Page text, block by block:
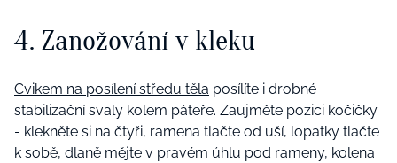
4. Zanožování v kleku
Cvikem na posílení středu těla posílíte i drobné
stabilizační svaly kolem páteře. Zaujměte pozici kočičky
- klekněte si na čtyři, ramena tlačte od uší, lopatky tlačte
k sobě, dlaně mějte v pravém úhlu pod rameny, kolena